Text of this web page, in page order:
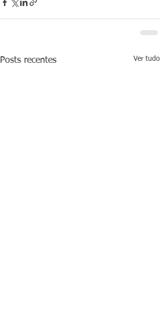
Posts recentes Ver tudo